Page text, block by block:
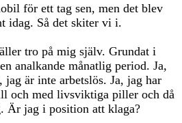
för ett tag sen, men det blev
idag. Så det skiter vi i.
tro på mig själv. Grundat i
analkande månatlig period. Ja,
är inte arbetslös. Ja, jag har
och med livsviktiga piller och då
Är jag i position att klaga?